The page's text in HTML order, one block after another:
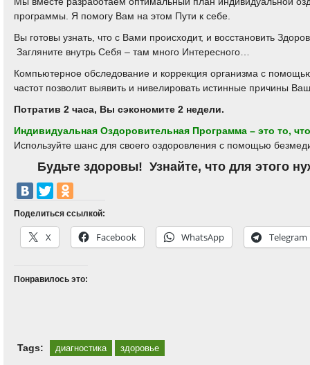
программы. Я помогу Вам на этом Пути к себе.
Вы готовы узнать, что с Вами происходит, и восстановить
Загляните внутрь Себя – там много Интересного…
Компьютерное обследование и коррекция организма с
частот позволит выявить и нивелировать истинные причины
Потратив 2 часа, Вы сэкономите 2 недели.
Индивидуальная Оздоровительная Программа – это то,
Используйте шанс для своего оздоровления с помощью без
Будьте здоровы! Узнайте, что для этого
Поделиться ссылкой:
X Facebook WhatsApp Telegram
Понравилось это:
Tags: диагностика здоровье